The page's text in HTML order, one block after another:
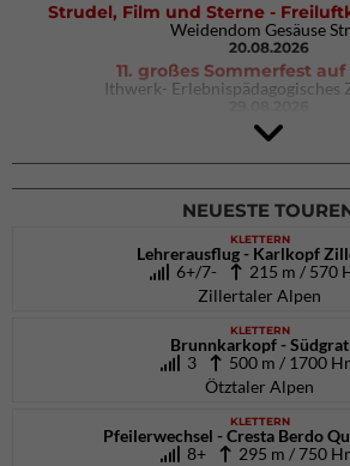
Strudel, Film und Sterne -
Weidendom Gesäuse
20.08.2026
11. großes Sommerfest
Ithwerk- Erlebnispädagogisches
4Blocs KIDS 2026
DAV Kletter- & Boulderzentrum
26.09.2026
NEUESTE
KLETTERN
Lehrerausflug - Karlkopf
6+/7-
215 m / 570
Zillertaler Alpen
KLETTERN
Brunnkarkopf - Südgrat
3
500 m / 1700
Ötztaler Alpen
KLETTERN
Pfeilerwechsel - Cresta Berdo
8+
295 m / 750